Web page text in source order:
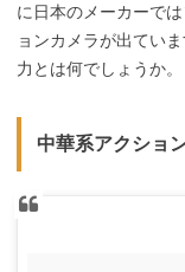
に日本のメーカーで
ョンカメラが出てい
力とは何でしょうか。
中華系アクショ